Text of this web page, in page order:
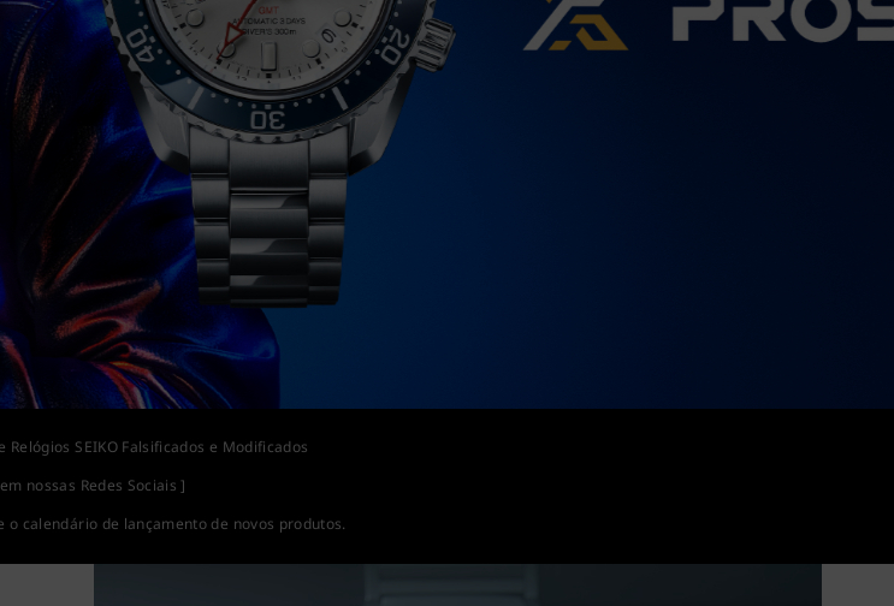
SEIKO Falsificados e Modificados
nossas Redes Sociais ]
o calendário de lançamento de novos produtos.